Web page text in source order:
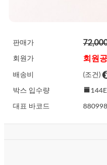
판매가
회원가 회원
배송비 (조건)
박스 입수량
대표 바코드